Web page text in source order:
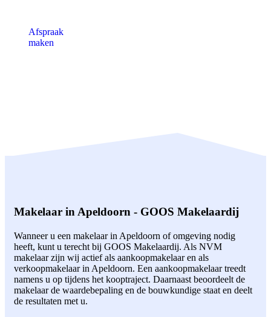
Afspraak
maken
Makelaar in Apeldoorn - GOOS Makelaardij
Wanneer u een makelaar in Apeldoorn of omgeving nodig
heeft, kunt u terecht bij GOOS Makelaardij. Als NVM
makelaar zijn wij actief als aankoopmakelaar en als
verkoopmakelaar in Apeldoorn. Een aankoopmakelaar treedt
namens u op tijdens het kooptraject. Daarnaast beoordeelt de
makelaar de waardebepaling en de bouwkundige staat en deelt
de resultaten met u.